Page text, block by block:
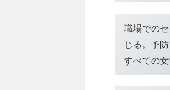
職場での
じる。予
すべての